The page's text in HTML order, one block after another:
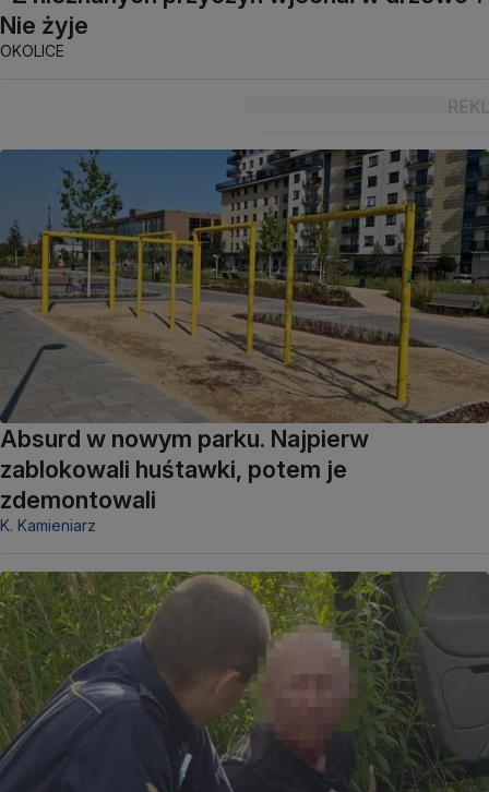
Nie żyje
OKOLICE
Absurd w nowym parku. Najpierw
zablokowali huśtawki, potem je
zdemontowali
K. Kamieniarz